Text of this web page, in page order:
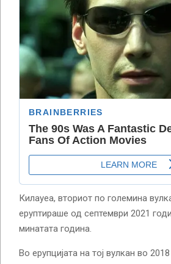
Килауеа, вториот по големина
еруптираше од септември 2021
минатата година.
Во ерупцијата на тој вулкан во